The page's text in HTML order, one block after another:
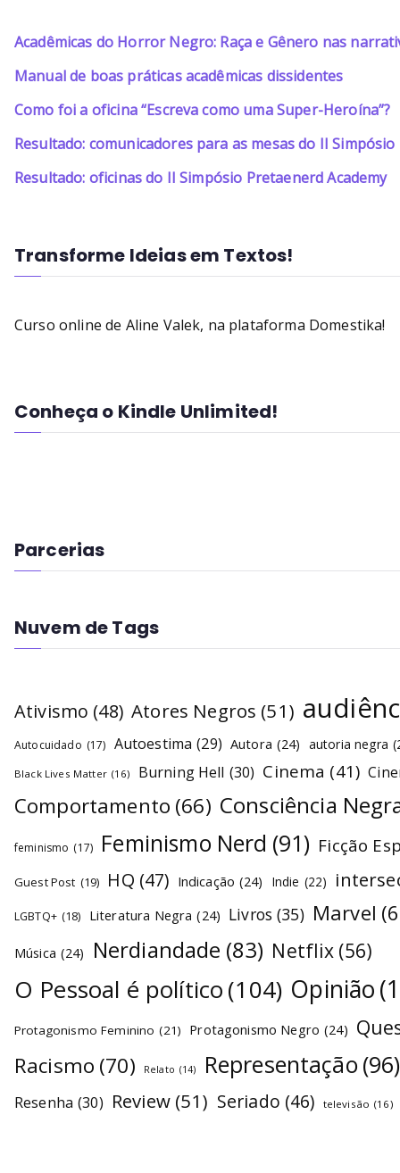
Acadêmicas do Horror Negro: Raça e Gênero nas
Manual de boas práticas acadêmicas dissidentes
Como foi a oficina “Escreva como uma Super-Heroína”?
Resultado: comunicadores para as mesas do II
Resultado: oficinas do II Simpósio Pretaenerd Academy
Transforme Ideias em Textos!
Curso online de Aline Valek, na plataforma Domestika!
Conheça o Kindle Unlimited!
Parcerias
Nuvem de Tags
Ativismo (48) Atores Negros (51)
Autocuidado (17) Autoestima (29) Autora (24) autoria negra
Black Lives Matter (16) Burning Hell (30) Cinema (41)
Comportamento (66) Consciência
feminismo (17) Feminismo Nerd (91) Ficção
Guest Post (19) HQ (47) Indicação (24) Indie (22)
LGBTQ+ (18) Literatura Negra (24) Livros (35) Marvel
Música (24) Nerdiandade (83) Netflix (56)
O Pessoal é político(104) Opinião
Protagonismo Feminino (21) Protagonismo Negro (24)
Racismo (70) Relato (14) Representação (96)
Resenha (30) Review (51) Seriado (46) televisão (16)